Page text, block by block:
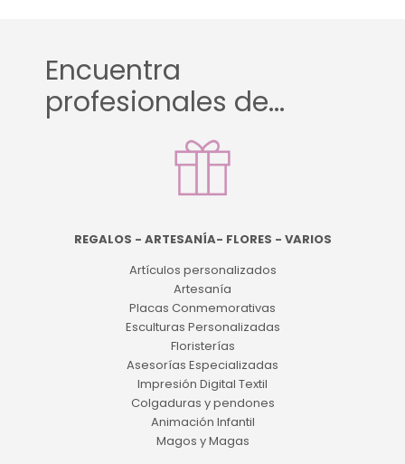
Encuentra
profesionales de...
REGALOS - ARTESANÍA- FLORES - VARIOS
Artículos personalizados
Artesanía
Placas Conmemorativas
Esculturas Personalizadas
Floristerías
Asesorías Especializadas
Impresión Digital Textil
Colgaduras y pendones
Animación Infantil
Magos y Magas